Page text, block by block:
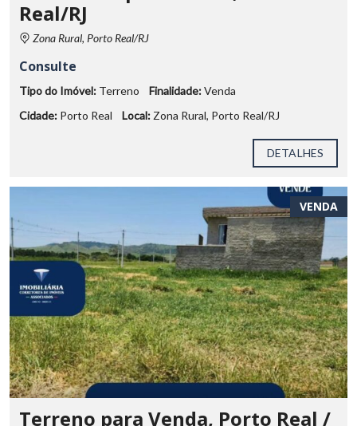
Real/RJ
Zona Rural, Porto Real/RJ
Consulte
Tipo do Imóvel: Terreno Finalidade:Venda
Cidade: Porto Real Local: Zona Rural, Porto Real/RJ
DETALHES
VENDA
Terreno para Venda, Porto Real /